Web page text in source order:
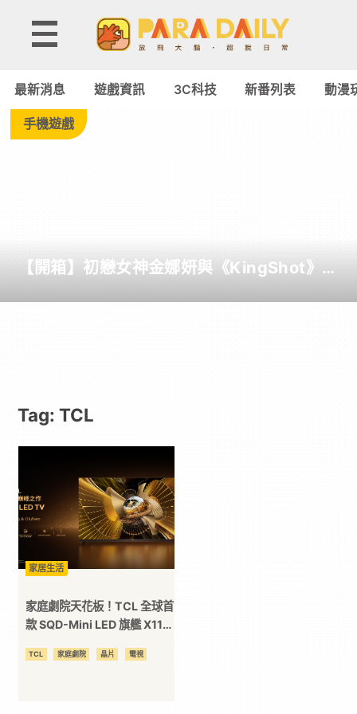
Tag:
-
遊
戲
漫
次
元
｜
3C
最新消息 遊戲資訊 3C科技 新番列表 動漫
手機遊戲
【開箱】初戀女神金娜妍與《KingShot》再
Tag: TCL
家居生活
家庭劇院天花板！TCL 全球首
款 SQD-Mini LED 旗艦 X11L
TCL 家庭劇院 晶片 電視